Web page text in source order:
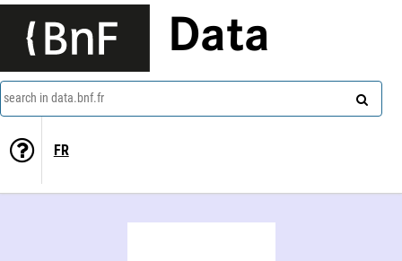
Data
search in data.bnf.fr
FR